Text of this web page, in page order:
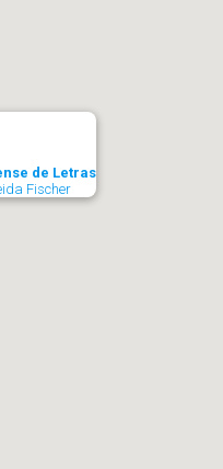
de Letras
Fischer